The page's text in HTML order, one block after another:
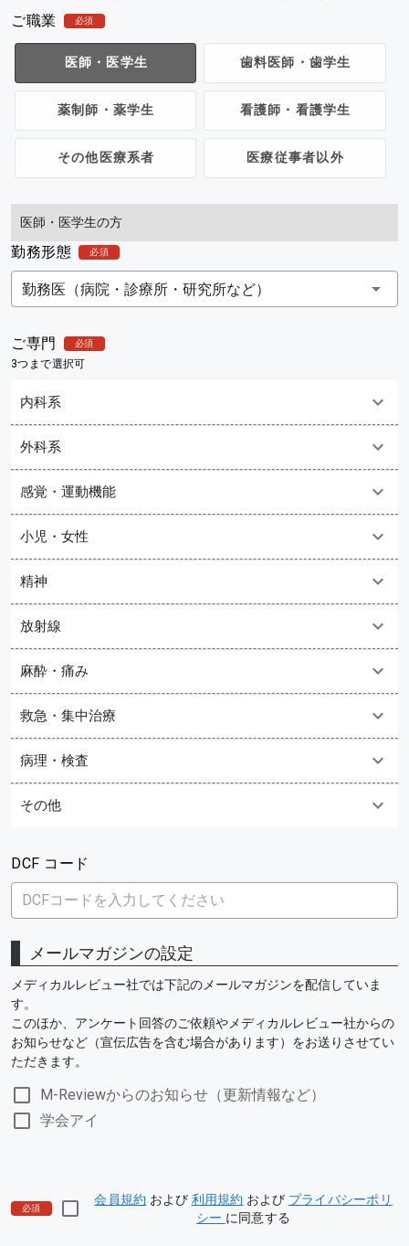
ご職業 必須
医師・医学生 歯料医師・歯学生
薬制師・薬学生 看護師・看護学生
その他医療系者 医療従事者以外
医師・医学生の方
勤務形態 必須
勤務医（病院・診療所・研究所など）
ご専門 必須
3つまで選択可
内科系
外科系
感覚・運動機能
小児・女性
精神
放射線
麻酔・痛み
救急・集中治療
病理・検査
その他
DCF コード
メールマガジンの設定
メディカルレビュー社では下記のメールマガジンを配信していま
す。
このほか、アンケート回答のご依頼やメディカルレビュー社からの
お知らせなど（宣伝広告を含む場合があります）をお送りさせてい
ただきます。
M-Reviewからのお知らせ（更新情報など）
学会アイ
必須
会員規約 および 利用規約 および プライバシーポリ
シー に同意する